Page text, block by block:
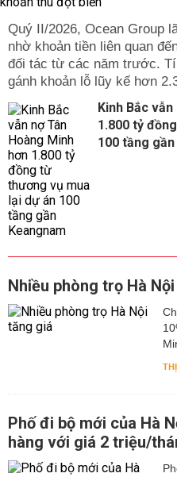
Quý II/2026, Ocean Group
nhờ khoản tiền liên quan
đối tác từ các năm trước.
gánh khoản lỗ lũy kế hơn
Kinh Bắc
1.800 tỷ
100 tầng
Nhiều phòng trọ Hà
Phố đi bộ mới của Hà
hàng với giá 2 triệu/